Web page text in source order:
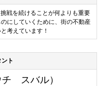
戦を続けることが何よりも重要
にしていくために、街の不動産
考えています！
ト
スバル）